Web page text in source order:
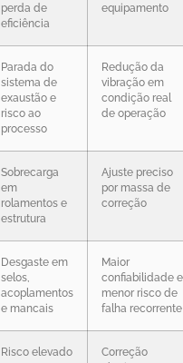
perda de
eficiência
equipamento
Parada do
sistema de
exaustão e
risco ao
processo
Redução da
vibração em
condição real
de operação
Sobrecarga
em
rolamentos e
estrutura
Ajuste preciso
por massa de
correção
Desgaste em
selos,
acoplamentos
e mancais
Maior
confiabilidade e
menor risco de
falha recorrente
Risco elevado
Correção